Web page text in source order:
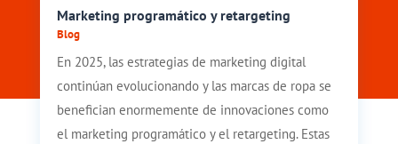
Marketing programático y retargeting
Blog
En 2025, las estrategias de marketing digital
continúan evolucionando y las marcas de ropa se
benefician enormemente de innovaciones como
el marketing programático y el retargeting. Estas